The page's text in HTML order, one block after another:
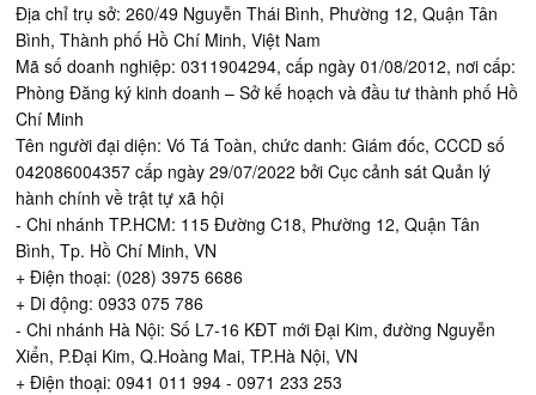
Địa chỉ trụ sở: 260/49 Nguyễn Thái Bình, Phường 12, Quận Tân
Bình, Thành phố Hồ Chí Minh, Việt Nam
Mã số doanh nghiệp: 0311904294, cấp ngày 01/08/2012, nơi cấp:
Phòng Đăng ký kinh doanh – Sở kế hoạch và đầu tư thành phố Hồ
Chí Minh
Tên người đại diện: Vó Tá Toàn, chức danh: Giám đốc, CCCD số
042086004357 cấp ngày 29/07/2022 bởi Cục cảnh sát Quản lý
hành chính về trật tự xã hội
- Chi nhánh TP.HCM: 115 Đường C18, Phường 12, Quận Tân
Bình, Tp. Hồ Chí Minh, VN
+ Điện thoại: (028) 3975 6686
+ Di động: 0933 075 786
- Chi nhánh Hà Nội: Số L7-16 KĐT mới Đại Kim, đường Nguyễn
Xiển, P.Đại Kim, Q.Hoàng Mai, TP.Hà Nội, VN
+ Điện thoại: 0941 011 994 - 0971 233 253